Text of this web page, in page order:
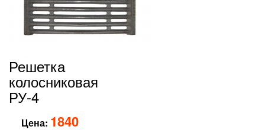
Решетка
колосниковая
РУ-4
Цена: 1840